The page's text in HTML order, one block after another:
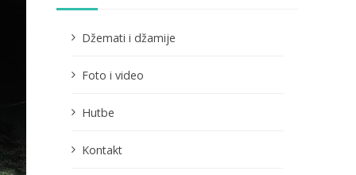
Džemati i džamije
Foto i video
Hutbe
Kontakt